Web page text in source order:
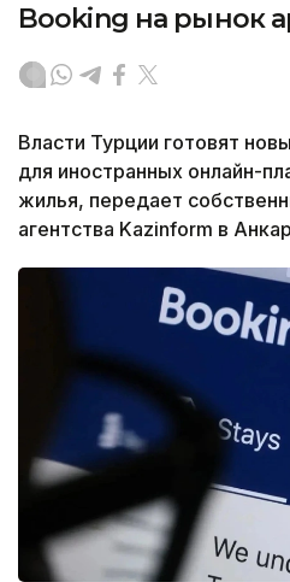
Booking на рынок
Власти Турции готовят
для иностранных онлайн-
жилья, передает
агентства Kazinform в